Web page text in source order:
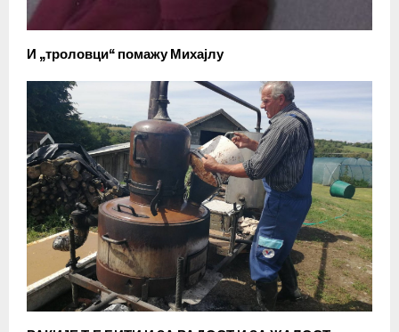
И „троловци“ помажу Михајлу